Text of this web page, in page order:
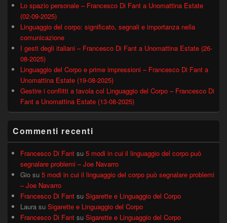
Lo spazio personale – Francesco Di Fant a Unomattina Estate
(02-09-2025)
Linguaggio del corpo: significato, segnali e importanza nella
comunicazione
I gesti degli italiani – Francesco Di Fant a Unomattina Estate (26-
08-2025)
Linguaggio del Corpo e prime impressioni – Francesco Di Fant a
Unomattina Estate (19-08-2025)
Gestire i conflitti a tavola col Linguaggio del Corpo – Francesco Di
Fant a Unomattina Estate (13-08-2025)
Commenti recenti
Francesco Di Fant su 5 modi in cui il linguaggio del corpo può
segnalare problemi – Joe Navarro
Gio su 5 modi in cui il linguaggio del corpo può segnalare problemi
– Joe Navarro
Francesco Di Fant su Sigarette e Linguaggio del Corpo
Laura su Sigarette e Linguaggio del Corpo
Francesco Di Fant su Sigarette e Linguaggio del Corpo